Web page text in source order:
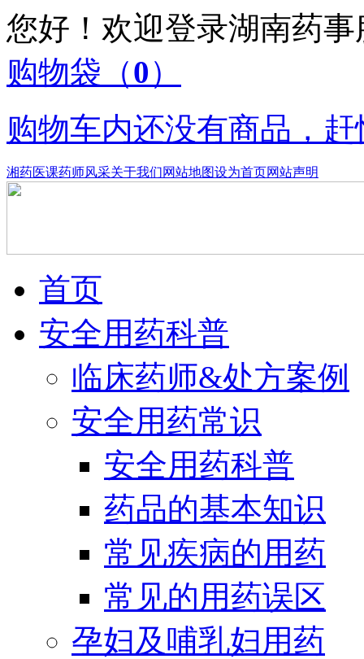
您好！欢迎登录湖南药
购物袋 （0）
购物车内还没有商品，
湘药医课药师风采关于我们网站地图设为首页网站声明
首页
安全用药科普
临床药师&处方案例
安全用药常识
安全用药科普
药品的基本知识
常见疾病的用药
常见的用药误区
孕妇及哺乳妇用药